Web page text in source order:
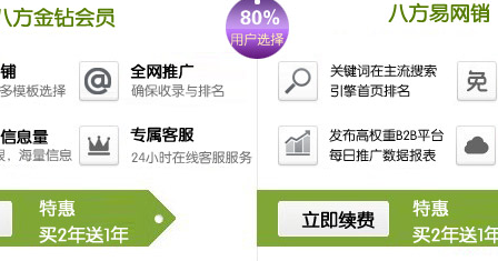
须全封闭，市区主要道路或大的不得低于2.5米，其余不
得低于1.8米，一般半封闭多见于市政工程，所谓的半封
闭指两面或三面设立围挡，一面或两面开放，便于施工
机具材料的进出。具体要怎么设置根据招标文件、图